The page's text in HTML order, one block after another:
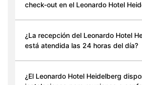
check-out en el Leonardo Hotel
¿La recepción del Leonardo Hotel
está atendida las 24 horas del día?
¿El Leonardo Hotel Heidelberg